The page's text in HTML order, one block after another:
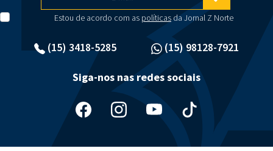
(15) 3418-5285 (15) 98128-7921
Estou de acordo com as políticasda Jornal Z Norte
Siga-nos nas redes sociais